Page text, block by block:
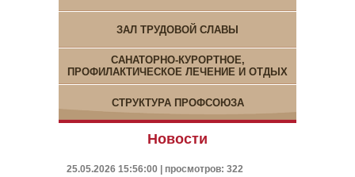
ЗАЛ ТРУДОВОЙ СЛАВЫ
САНАТОРНО-КУРОРТНОЕ,
ПРОФИЛАКТИЧЕСКОЕ ЛЕЧЕНИЕ И ОТДЫХ
СТРУКТУРА ПРОФСОЮЗА
Новости
25.05.2026 15:56:00 | просмотров: 322